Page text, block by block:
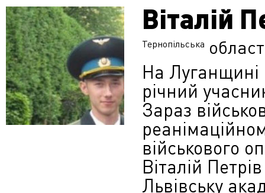
Віталій
Тернопільська
На Луганщині
річний
Зараз
військового
Віталій
Львівську